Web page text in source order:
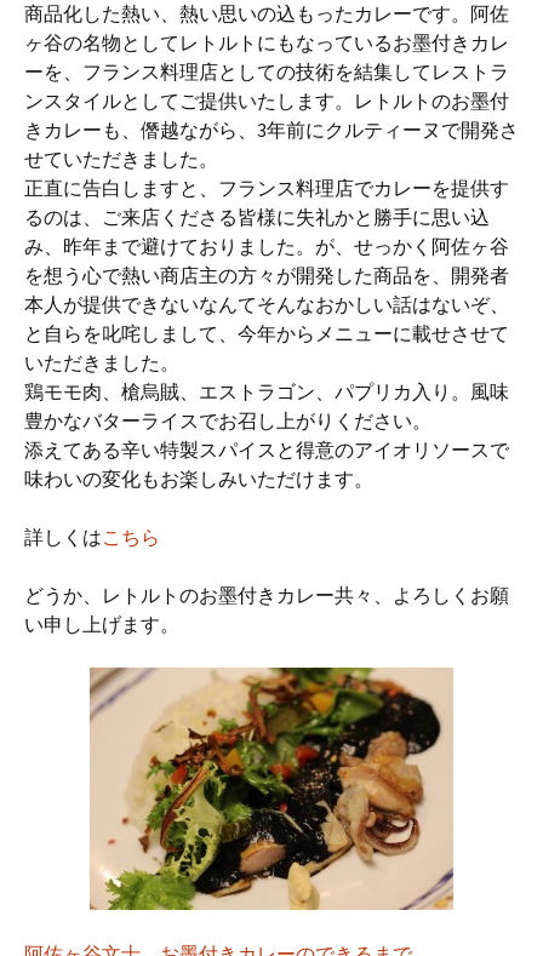
商品化した熱い、熱い思いの込もったカレーです。阿佐
ヶ谷の名物としてレトルトにもなっているお墨付きカレ
ーを、フランス料理店としての技術を結集してレストラ
ンスタイルとしてご提供いたします。レトルトのお墨付
きカレーも、僭越ながら、3年前にクルティーヌで開発さ
せていただきました。
正直に告白しますと、フランス料理店でカレーを提供す
るのは、ご来店くださる皆様に失礼かと勝手に思い込
み、昨年まで避けておりました。が、せっかく阿佐ヶ谷
を想う心で熱い商店主の方々が開発した商品を、開発者
本人が提供できないなんてそんなおかしい話はないぞ、
と自らを叱咤しまして、今年からメニューに載せさせて
いただきました。
鶏モモ肉、槍烏賊、エストラゴン、パプリカ入り。風味
豊かなバターライスでお召し上がりください。
添えてある辛い特製スパイスと得意のアイオリソースで
味わいの変化もお楽しみいただけます。
詳しくはこちら
どうか、レトルトのお墨付きカレー共々、よろしくお願
い申し上げます。